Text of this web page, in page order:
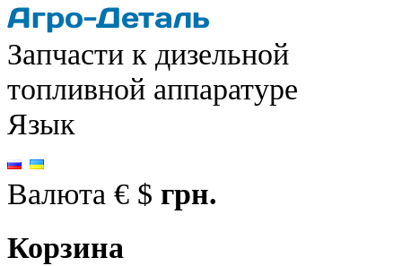
Запчасти к дизельной
топливной аппаратуре
Язык
Валюта € $ грн.
Корзина